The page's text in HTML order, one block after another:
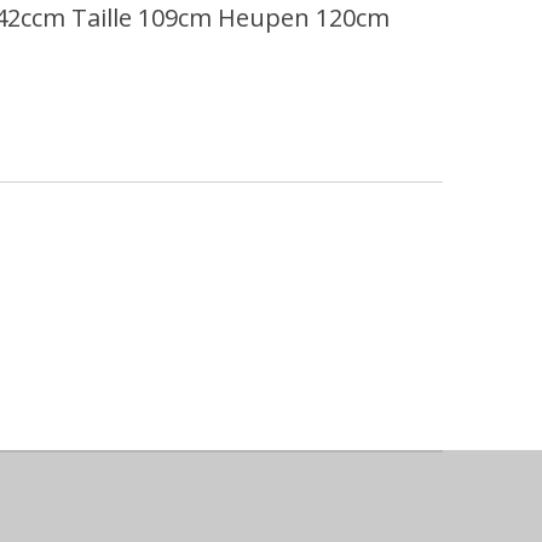
Taille 109cm Heupen 120cm